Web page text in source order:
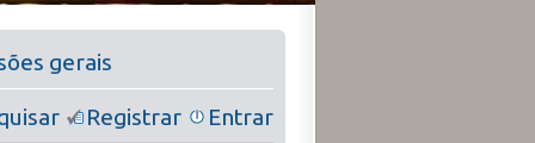
gerais
Registrar Entrar